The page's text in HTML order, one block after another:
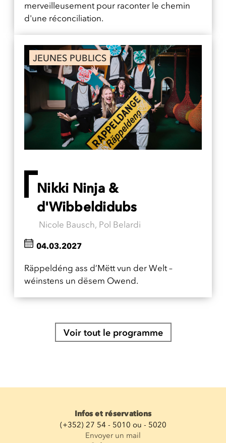
merveilleusement pour raconter le chemin
d'une réconciliation.
JEUNES PUBLICS
Nikki Ninja &
d'Wibbeldidubs
Nicole Bausch, Pol Belardi
Räppeldéng ass d’Mëtt vun der Welt –
wéinstens un dësem Owend.
04.03.2027
Voir tout le programme
Infos et réservations
(+352) 27 54 - 5010 ou - 5020
Envoyer un mail